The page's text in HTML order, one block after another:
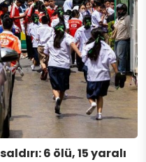
6 ölü, 15 yaralı